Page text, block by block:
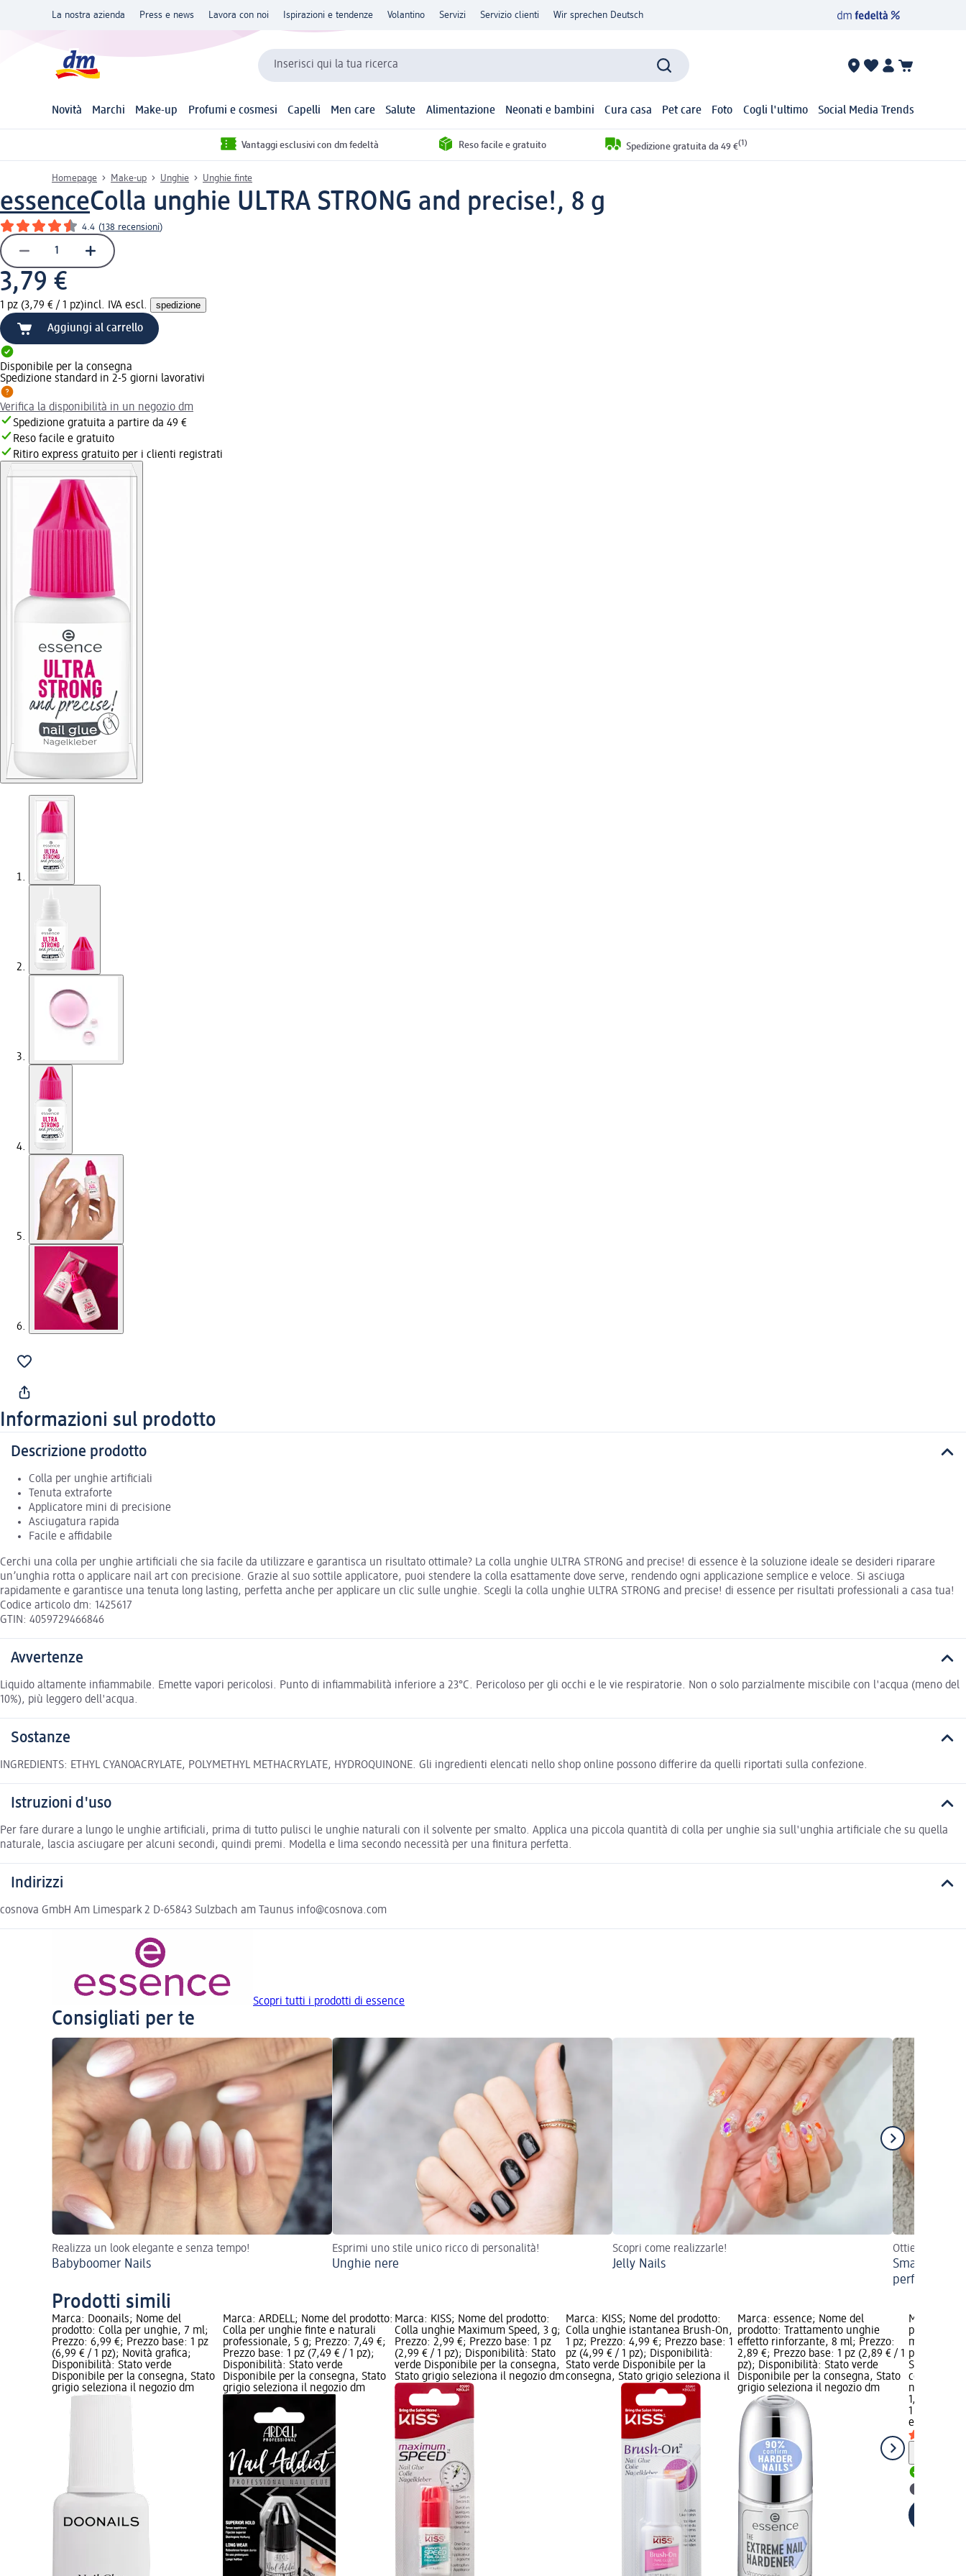
La nostra azienda Press e news Lavora con noi Ispirazioni e tendenze Volantino Servizi Servizio clienti Wir sprechen Deutsch
Inserisci qui la tua ricerca
Novità Marchi Make-up Profumi e cosmesi Capelli Men care Salute Alimentazione Neonati e bambini Cura casa Pet care Foto Cogli l'ultimo Social Media Trends
Vantaggi esclusivi con dm fedeltà Reso facile e gratuito Spedizione gratuita da 49 €(1)
Homepage Make-up Unghie Unghie finte
essenceColla unghie ULTRA STRONG and precise!, 8 g
4.4 (138 recensioni)
3,79 €
1 pz (3,79 € / 1 pz)incl. IVA escl. spedizione
Aggiungi al carrello
Disponibile per la consegna
Spedizione standard in 2-5 giorni lavorativi
Verifica la disponibilità in un negozio dm
Spedizione gratuita a partire da 49 €
Reso facile e gratuito
Ritiro express gratuito per i clienti registrati
Informazioni sul prodotto
Descrizione prodotto
Colla per unghie artificiali
Tenuta extraforte
Applicatore mini di precisione
Asciugatura rapida
Facile e affidabile
Cerchi una colla per unghie artificiali che sia facile da utilizzare e garantisca un risultato ottimale? La colla unghie ULTRA STRONG and precise! di essence è la soluzione ideale se desideri riparare
un’unghia rotta o applicare nail art con precisione. Grazie al suo sottile applicatore, puoi stendere la colla esattamente dove serve, rendendo ogni applicazione semplice e veloce. Si asciuga
rapidamente e garantisce una tenuta long lasting, perfetta anche per applicare un clic sulle unghie. Scegli la colla unghie ULTRA STRONG and precise! di essence per risultati professionali a casa tua!
Codice articolo dm: 1425617
GTIN: 4059729466846
Avvertenze
Liquido altamente infiammabile. Emette vapori pericolosi. Punto di infiammabilità inferiore a 23°C. Pericoloso per gli occhi e le vie respiratorie. Non o solo parzialmente miscibile con l'acqua (meno del
10%), più leggero dell'acqua.
Sostanze
INGREDIENTS: ETHYL CYANOACRYLATE, POLYMETHYL METHACRYLATE, HYDROQUINONE. Gli ingredienti elencati nello shop online possono differire da quelli riportati sulla confezione.
Istruzioni d'uso
Per fare durare a lungo le unghie artificiali, prima di tutto pulisci le unghie naturali con il solvente per smalto. Applica una piccola quantità di colla per unghie sia sull'unghia artificiale che su quella
naturale, lascia asciugare per alcuni secondi, quindi premi. Modella e lima secondo necessità per una finitura perfetta.
Indirizzi
cosnova GmbH Am Limespark 2 D-65843 Sulzbach am Taunus info@cosnova.com
Scopri tutti i prodotti di essence
Consigliati per te
Realizza un look elegante e senza tempo!
Babyboomer Nails
Esprimi uno stile unico ricco di personalità!
Unghie nere
Scopri come realizzarle!
Jelly Nails
Ottieni unghie
Smalto
perfetta
Prodotti simili
Marca: Doonails; Nome del
prodotto: Colla per unghie, 7 ml;
Prezzo: 6,99 €; Prezzo base: 1 pz
(6,99 € / 1 pz); Novità grafica;
Disponibilità: Stato verde
Disponibile per la consegna, Stato
grigio seleziona il negozio dm
Marca: ARDELL; Nome del prodotto:
Colla per unghie finte e naturali
professionale, 5 g; Prezzo: 7,49 €;
Prezzo base: 1 pz (7,49 € / 1 pz);
Disponibilità: Stato verde
Disponibile per la consegna, Stato
grigio seleziona il negozio dm
Marca: KISS; Nome del prodotto:
Colla unghie Maximum Speed, 3 g;
Prezzo: 2,99 €; Prezzo base: 1 pz
(2,99 € / 1 pz); Disponibilità: Stato
verde Disponibile per la consegna,
Stato grigio seleziona il negozio dm
Marca: KISS; Nome del prodotto:
Colla unghie istantanea Brush-On,
1 pz; Prezzo: 4,99 €; Prezzo base: 1
pz (4,99 € / 1 pz); Disponibilità:
Stato verde Disponibile per la
consegna, Stato grigio seleziona il
Marca: essence; Nome del
prodotto: Trattamento unghie
effetto rinforzante, 8 ml; Prezzo:
2,89 €; Prezzo base: 1 pz (2,89 € / 1
pz); Disponibilità: Stato verde
Disponibile per la consegna, Stato
grigio seleziona il negozio dm
Marca:
prodotto:
ml; Prezzo:
pz (1,99 € /
Stato
consegna,
negozio dm
1,99 €
1 pz (1,99 €
essence